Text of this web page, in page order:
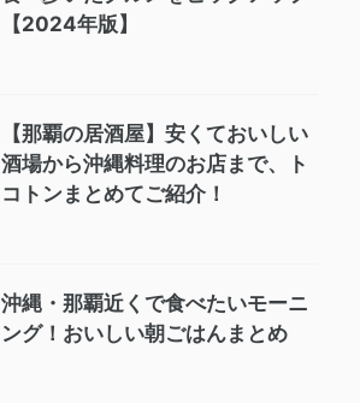
【2024年版】
【那覇の居酒屋】安くておいしい
酒場から沖縄料理のお店まで、ト
コトンまとめてご紹介！
沖縄・那覇近くで食べたいモーニ
ング！おいしい朝ごはんまとめ